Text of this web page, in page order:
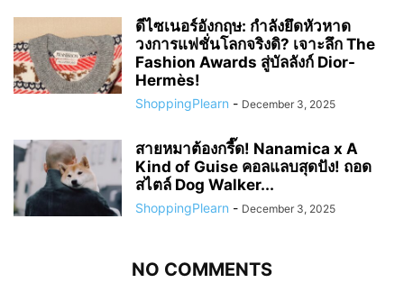
ดีไซเนอร์อังกฤษ: กำลังยึดหัวหาด
วงการแฟชั่นโลกจริงดิ? เจาะลึก The
Fashion Awards สู่บัลลังก์ Dior-
Hermès!
ShoppingPlearn - December 3, 2025
สายหมาต้องกรี๊ด! Nanamica x A
Kind of Guise คอลแลบสุดปัง! ถอด
สไตล์ Dog Walker...
ShoppingPlearn - December 3, 2025
NO COMMENTS